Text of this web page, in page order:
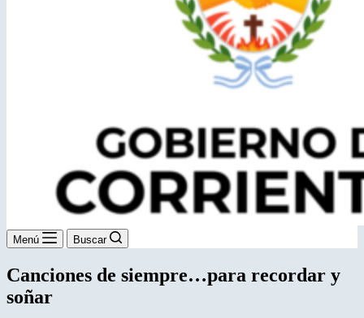
Menú Buscar
Canciones de siempre…para recordar y
soñar